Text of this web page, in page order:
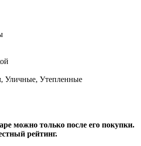
Уличные, Утепленные
можно только после его покупки.
рейтинг.